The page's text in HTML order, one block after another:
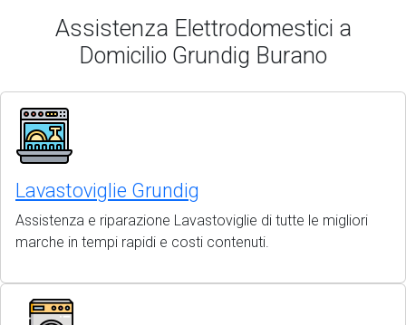
Assistenza Elettrodomestici a
Domicilio Grundig Burano
Lavastoviglie Grundig
Assistenza e riparazione Lavastoviglie di tutte le migliori
marche in tempi rapidi e costi contenuti.